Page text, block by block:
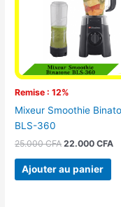
Remise : 12%
Mixeur Smoothie
BLS-360
25.000CFA 22.000CFA
Ajouter au panier